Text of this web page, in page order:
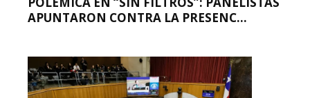
APUNTARON CONTRA LA PRESENC...